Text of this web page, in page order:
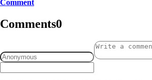
Comment
Comments0